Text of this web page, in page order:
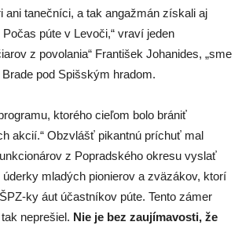
ani tanečníci, a tak angažmán získali aj
púte v Levoči,“ vraví jeden
z povolania“ František Johanides, „sme
pod Spišským hradom.
ktorého cieľom bolo brániť
akcií.“ Obzvlášť pikantnú príchuť mal
z Popradského okresu vyslať
úderky mladých pionierov a zväzákov, ktorí
ky áut účastníkov púte. Tento zámer
neprešiel. Nie je bez zaujímavosti, že